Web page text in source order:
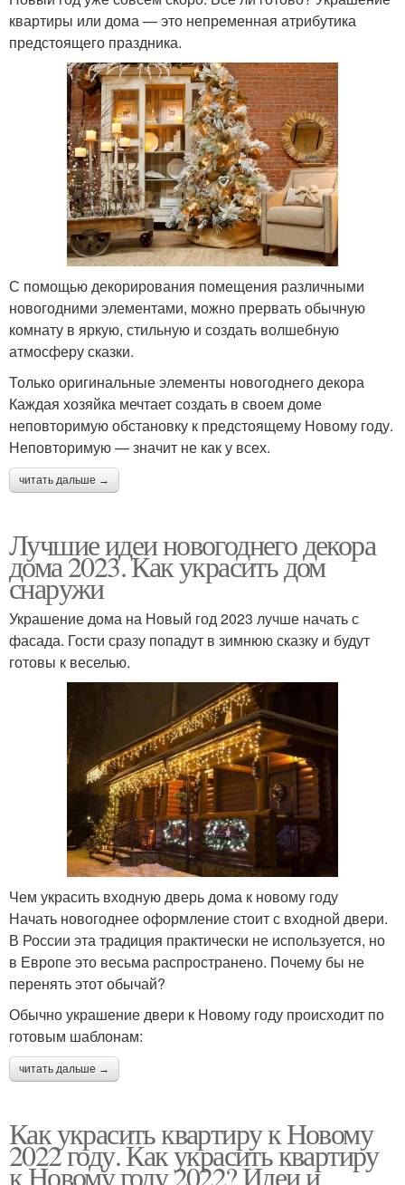
квартиры или дома — это непременная атрибутика
предстоящего праздника.
С помощью декорирования помещения различными
новогодними элементами, можно прервать обычную
комнату в яркую, стильную и создать волшебную
атмосферу сказки.
Только оригинальные элементы новогоднего декора
Каждая хозяйка мечтает создать в своем доме
неповторимую обстановку к предстоящему Новому году.
Неповторимую — значит не как у всех.
читать дальше →
Лучшие идеи новогоднего декора
дома 2023. Как украсить дом
снаружи
Украшение дома на Новый год 2023 лучше начать с
фасада. Гости сразу попадут в зимнюю сказку и будут
готовы к веселью.
Чем украсить входную дверь дома к новому году
Начать новогоднее оформление стоит с входной двери.
В России эта традиция практически не используется, но
в Европе это весьма распространено. Почему бы не
перенять этот обычай?
Обычно украшение двери к Новому году происходит по
готовым шаблонам:
читать дальше →
Как украсить квартиру к Новому
2022 году. Как украсить квартиру
к Новому году 2022? Идеи и